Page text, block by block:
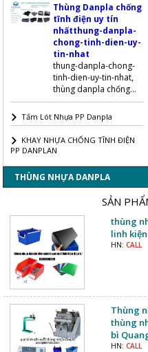
Thùng Danpla chống
tĩnh điện uy tín
nhấtthung-danpla-
chong-tinh-dien-uy-
tin-nhat
thung-danpla-chong-
tinh-dien-uy-tin-nhat,
thùng danpla chống
tĩnh điện có nắp đậy ,
thùng danpla chống
tĩnh điện uy tín chất
lượng nhất
Tấm Lót Nhựa PP Danpla
KHAY NHỰA CHỐNG TĨNH ĐIỆN
PP DANPLAN
THÙNG NHỰA DANPLA
SẢN
thùng
linh
HN: CALL
Thùng
thùng
bì
HN: CALL